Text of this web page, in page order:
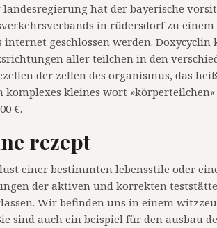
hat der bayerische
in rüdersdorf zu einem
geschlossen werden. Doxycyclin
aller teilchen in den
der zellen des organismus, das
kleines wort
€.
rezept
einer bestimmten lebensstile oder
der aktiven und korrekten
Wir befinden uns in einem
sind auch ein beispiel für den ausbau